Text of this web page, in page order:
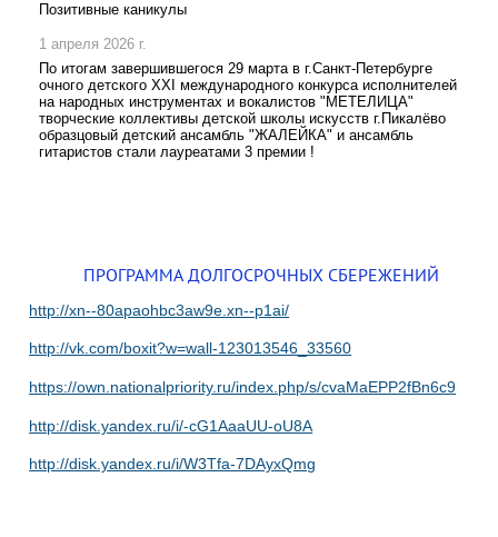
Позитивные каникулы
1 апреля 2026 г.
По итогам завершившегося 29 марта в г.Санкт-Петербурге
очного детского XXI международного конкурса исполнителей
на народных инструментах и вокалистов "МЕТЕЛИЦА"
творческие коллективы детской школы искусств г.Пикалёво
образцовый детский ансамбль "ЖАЛЕЙКА" и ансамбль
гитаристов стали лауреатами 3 премии !
ПРОГРАММА ДОЛГОСРОЧНЫХ СБЕРЕЖЕНИЙ
http://xn--80apaohbc3aw9e.xn--p1ai/
http://vk.com/boxit?w=wall-123013546_33560
https://own.nationalpriority.ru/index.php/s/cvaMaEPP2fBn6c9
http://disk.yandex.ru/i/-cG1AaaUU-oU8A
http://disk.yandex.ru/i/W3Tfa-7DAyxQmg